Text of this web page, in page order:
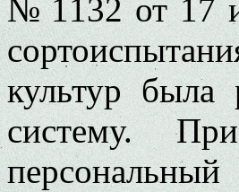
№ 1132 от 17
культур была
систему.